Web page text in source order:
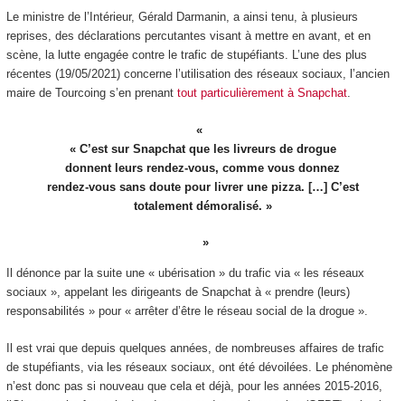
Le ministre de l’Intérieur, Gérald Darmanin, a ainsi tenu, à plusieurs
reprises, des déclarations percutantes visant à mettre en avant, et en
scène, la lutte engagée contre le trafic de stupéfiants. L’une des plus
récentes (19/05/2021) concerne l’utilisation des réseaux sociaux, l’ancien
maire de Tourcoing s’en prenant tout particulièrement à Snapchat.
« C’est sur Snapchat que les livreurs de drogue
donnent leurs rendez-vous, comme vous donnez
rendez-vous sans doute pour livrer une pizza. […] C’est
totalement démoralisé. »
Il dénonce par la suite une « ubérisation » du trafic via « les réseaux
sociaux », appelant les dirigeants de Snapchat à « prendre (leurs)
responsabilités » pour « arrêter d’être le réseau social de la drogue ».
Il est vrai que depuis quelques années, de nombreuses affaires de trafic
de stupéfiants, via les réseaux sociaux, ont été dévoilées. Le phénomène
n’est donc pas si nouveau que cela et déjà, pour les années 2015-2016,